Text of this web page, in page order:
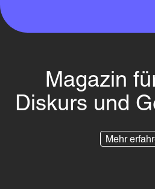
Magazin
Diskurs und
Mehr